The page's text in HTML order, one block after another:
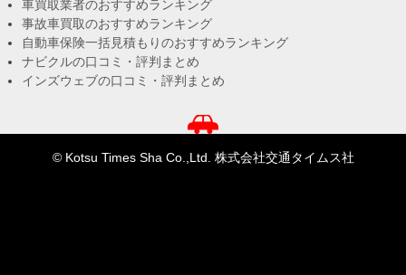
車買取業者のおすすめランキング
事故車買取のおすすめランキング
自動車保険一括見積もりのおすすめランキング
ナビクルの口コミ・評判まとめ
インズウェブの口コミ・評判まとめ
© Kotsu Times Sha Co.,Ltd. 株式会社交通タイムス社